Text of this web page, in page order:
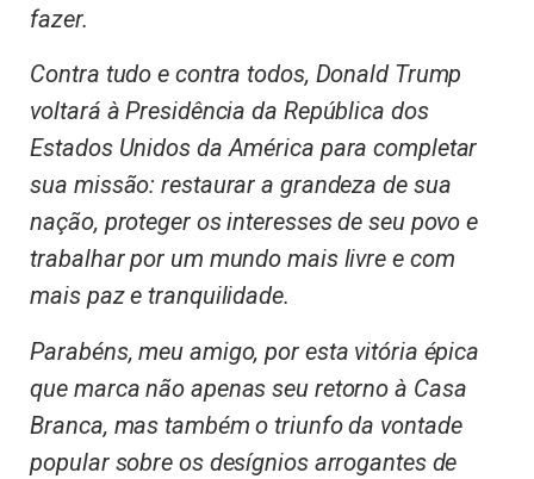
fazer.
Contra tudo e contra todos, Donald Trump
voltará à Presidência da República dos
Estados Unidos da América para completar
sua missão: restaurar a grandeza de sua
nação, proteger os interesses de seu povo e
trabalhar por um mundo mais livre e com
mais paz e tranquilidade.
Parabéns, meu amigo, por esta vitória épica
que marca não apenas seu retorno à Casa
Branca, mas também o triunfo da vontade
popular sobre os desígnios arrogantes de